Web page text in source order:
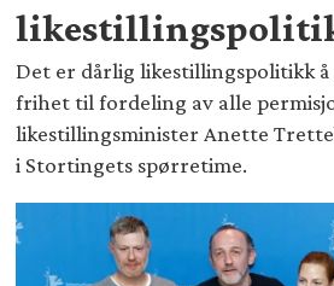
Det er dårlig likestillingspolitikk
frihet til fordeling av alle
likestillingsminister Anette
i Stortingets spørretime.